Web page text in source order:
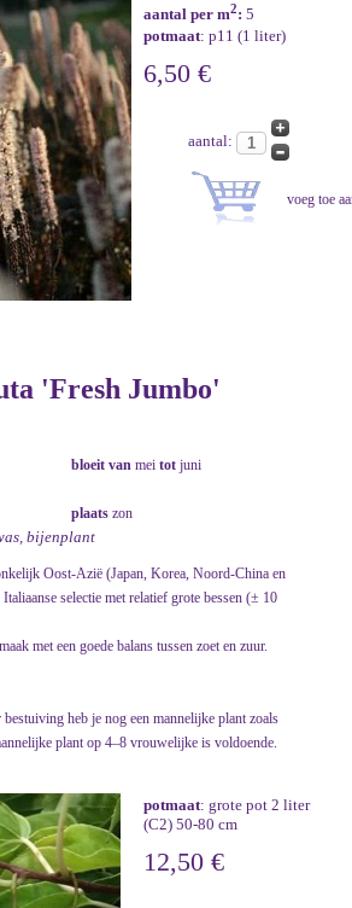
aantal per m2: 5
potmaat: p11 (1 liter)
6,50 €
aantal:
'Fresh Jumbo'
bloeit van mei tot juni
plaats zon
bijenplant
Oost-Azië (Japan, Korea, Noord-China en
selectie met relatief grote bessen (± 10
met een goede balans tussen zoet en zuur.
heb je nog een mannelijke plant zoals
plant op 4–8 vrouwelijke is voldoende.
potmaat: grote pot 2 liter
(C2) 50-80 cm
12,50 €